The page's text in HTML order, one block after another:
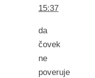
15:37
da
čovek
ne
poveruje